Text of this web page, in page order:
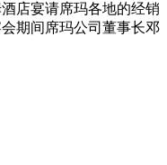
店宴请席玛各地的经销
期间席玛公司董事长邓